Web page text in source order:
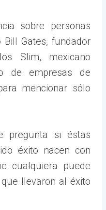
sobre personas
Gates, fundador
Slim, mexicano
de empresas de
mencionar sólo
pregunta si éstas
éxito nacen con
cualquiera puede
llevaron al éxito